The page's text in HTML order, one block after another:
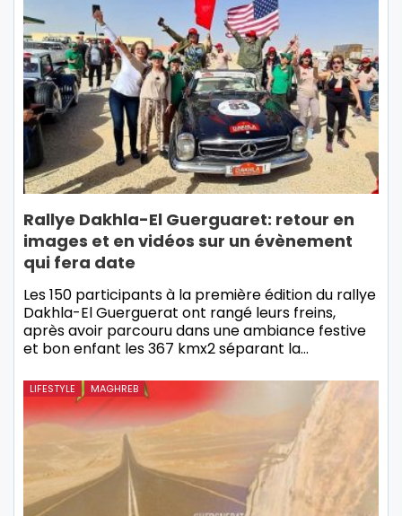
Rallye Dakhla-El Guerguaret: retour en
images et en vidéos sur un évènement
qui fera date
Les 150 participants à la première édition du rallye
Dakhla-El Guerguerat ont rangé leurs freins,
après avoir parcouru dans une ambiance festive
et bon enfant les 367 kmx2 séparant la…
LIFESTYLE MAGHREB